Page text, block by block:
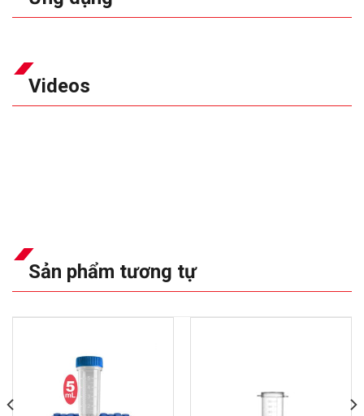
Videos
Sản phẩm tương tự